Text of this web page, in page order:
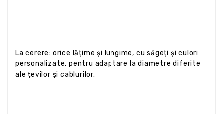
La cerere: orice lățime și lungime, cu săgeți și culori
personalizate, pentru adaptare la diametre diferite
ale țevilor și cablurilor.